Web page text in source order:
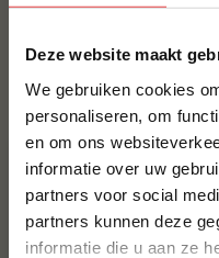
Deze website maakt
We gebruiken cookies
personaliseren, om
en om ons
informatie over uw
partners voor social
partners kunnen deze
informatie die u aan ze
Bestel alles
10% korting op je
eerste bestelling*
Schrijf je in voor onze
10% korting op jouw